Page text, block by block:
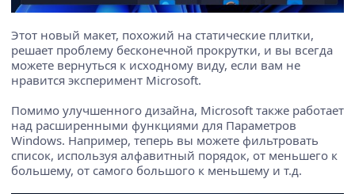
Этот новый макет, похожий на статические плитки,
решает проблему бесконечной прокрутки, и вы всегда
можете вернуться к исходному виду, если вам не
нравится эксперимент Microsoft.
Помимо улучшенного дизайна, Microsoft также работает
над расширенными функциями для Параметров
Windows. Например, теперь вы можете фильтровать
список, используя алфавитный порядок, от меньшего к
большему, от самого большого к меньшему и т.д.